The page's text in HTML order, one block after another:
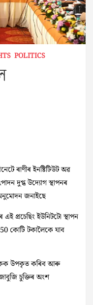
POLITICS
ৰাণীৰ ইনষ্টিটিউট অৱ
দুগ্ধ উদ্যোগ স্থাপনৰ
জনাইছে
প্ৰচেছিং ইউনিটটো স্থাপন
কোটি টকালৈকে যাব
উপকৃত কৰিব আৰু
চুক্তিৰ অংশ